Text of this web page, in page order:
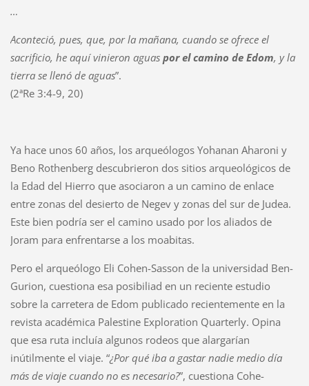
…
Aconteció, pues, que, por la mañana, cuando se ofrece el
sacrificio, he aquí vinieron aguas por el camino de Edom, y la
tierra se llenó de aguas”.
(2ªRe 3:4-9, 20)
Ya hace unos 60 años, los arqueólogos Yohanan Aharoni y
Beno Rothenberg descubrieron dos sitios arqueológicos de
la Edad del Hierro que asociaron a un camino de enlace
entre zonas del desierto de Negev y zonas del sur de Judea.
Este bien podría ser el camino usado por los aliados de
Joram para enfrentarse a los moabitas.
Pero el arqueólogo Eli Cohen-Sasson de la universidad Ben-
Gurion, cuestiona esa posibiliad en un reciente estudio
sobre la carretera de Edom publicado recientemente en la
revista académica Palestine Exploration Quarterly. Opina
que esa ruta incluía algunos rodeos que alargarían
inútilmente el viaje. “¿Por qué iba a gastar nadie medio día
más de viaje cuando no es necesario?”, cuestiona Cohe-